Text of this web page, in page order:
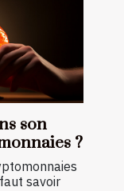
son
?
savoir